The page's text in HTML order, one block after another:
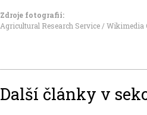
Zdroje fotografii:
Agricultural Research Service / Wikimedia
Další články v